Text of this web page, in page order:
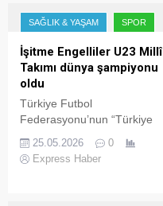
SAĞLIK & YAŞAM SPOR
İşitme Engelliler U23 Millî
Takımı dünya şampiyonu
oldu
Türkiye Futbol
Federasyonu’nun “Türkiye
kapsamında desteklediği
İşitme Engelliler U23 Millî
25.05.2026
0
Express Haber